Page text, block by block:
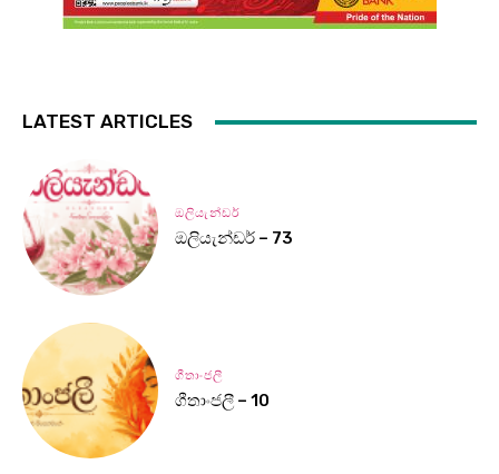
LATEST ARTICLES
ඔලියැන්ඩර්
ඔලියැන්ඩර් – 73
ගීතාංජලී
ගීතාංජලී – 10